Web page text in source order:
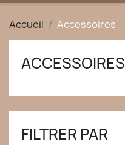
Accueil Accessoires
ACCESSOIRES
FILTRER PAR